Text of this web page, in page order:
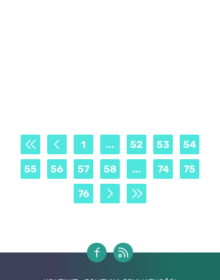
1 ... 52 53 54
55 56 57 58 ... 74 75
76